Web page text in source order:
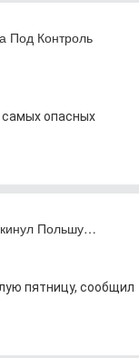
Под Контроль
самых опасных
Польшу…
пятницу, сообщил